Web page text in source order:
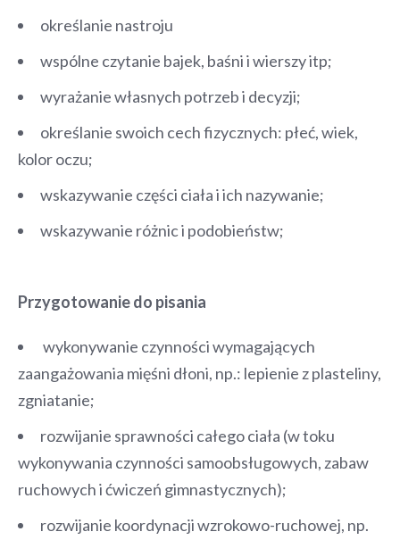
określanie nastroju
wspólne czytanie bajek, baśni i wierszy itp;
wyrażanie własnych potrzeb i decyzji;
określanie swoich cech fizycznych: płeć, wiek,
kolor oczu;
wskazywanie części ciała i ich nazywanie;
wskazywanie różnic i podobieństw;
Przygotowanie do pisania
wykonywanie czynności wymagających
zaangażowania mięśni dłoni, np.: lepienie z plasteliny,
zgniatanie;
rozwijanie sprawności całego ciała (w toku
wykonywania czynności samoobsługowych, zabaw
ruchowych i ćwiczeń gimnastycznych);
rozwijanie koordynacji wzrokowo-ruchowej, np.